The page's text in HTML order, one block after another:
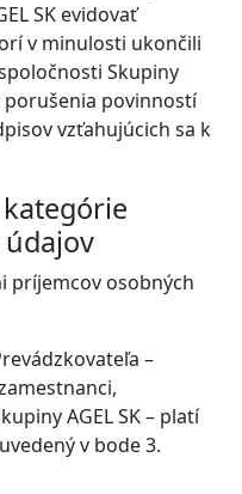
SK evidovať
v minulosti ukončili
Skupiny
porušenia povinností
vzťahujúcich sa k
príjemcov osobných
–
AGEL SK – platí
v bode 3.